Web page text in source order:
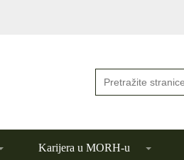
Karijera u MORH-u